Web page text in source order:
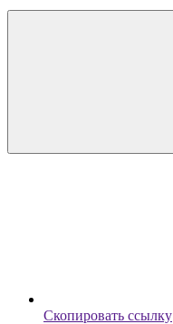
Скопировать ссылку